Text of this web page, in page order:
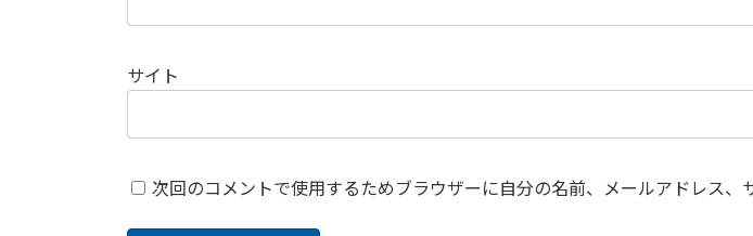
サイト
次回のコメントで使用するためブラウザーに自分の名前、メールアドレス、